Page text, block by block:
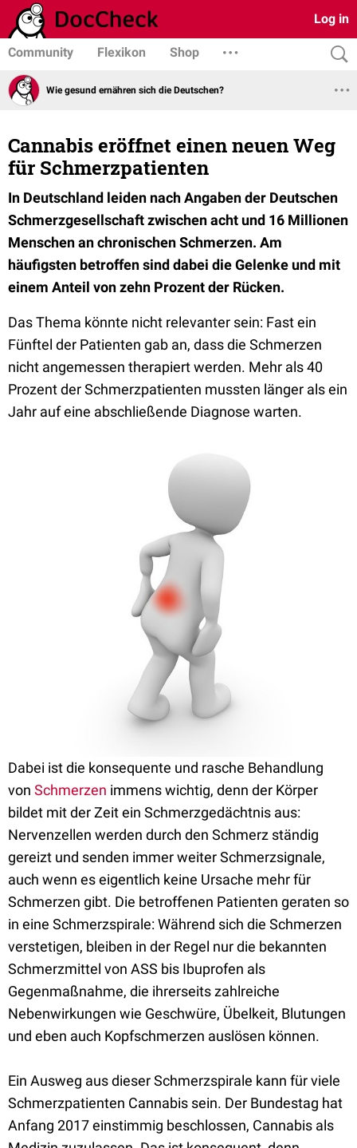
Log in
Community Flexikon Shop
Wie gesund ernähren sich die Deutschen?
Cannabis eröffnet einen neuen Weg
für Schmerzpatienten
In Deutschland leiden nach Angaben der Deutschen
Schmerzgesellschaft zwischen acht und 16 Millionen
Menschen an chronischen Schmerzen. Am
häufigsten betroffen sind dabei die Gelenke und mit
einem Anteil von zehn Prozent der Rücken.
Das Thema könnte nicht relevanter sein: Fast ein
Fünftel der Patienten gab an, dass die Schmerzen
nicht angemessen therapiert werden. Mehr als 40
Prozent der Schmerzpatienten mussten länger als ein
Jahr auf eine abschließende Diagnose warten.
Dabei ist die konsequente und rasche Behandlung
von Schmerzen immens wichtig, denn der Körper
bildet mit der Zeit ein Schmerzgedächtnis aus:
Nervenzellen werden durch den Schmerz ständig
gereizt und senden immer weiter Schmerzsignale,
auch wenn es eigentlich keine Ursache mehr für
Schmerzen gibt. Die betroffenen Patienten geraten so
in eine Schmerzspirale: Während sich die Schmerzen
verstetigen, bleiben in der Regel nur die bekannten
Schmerzmittel von ASS bis Ibuprofen als
Gegenmaßnahme, die ihrerseits zahlreiche
Nebenwirkungen wie Geschwüre, Übelkeit, Blutungen
und eben auch Kopfschmerzen auslösen können.
Ein Ausweg aus dieser Schmerzspirale kann für viele
Schmerzpatienten Cannabis sein. Der Bundestag hat
Anfang 2017 einstimmig beschlossen, Cannabis als